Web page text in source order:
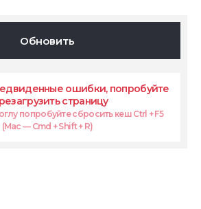
Обновить
ошибки, попробуйте
страницу
попробуйте сбросить кеш Ctrl + F5
(Mac — Cmd + Shift + R)